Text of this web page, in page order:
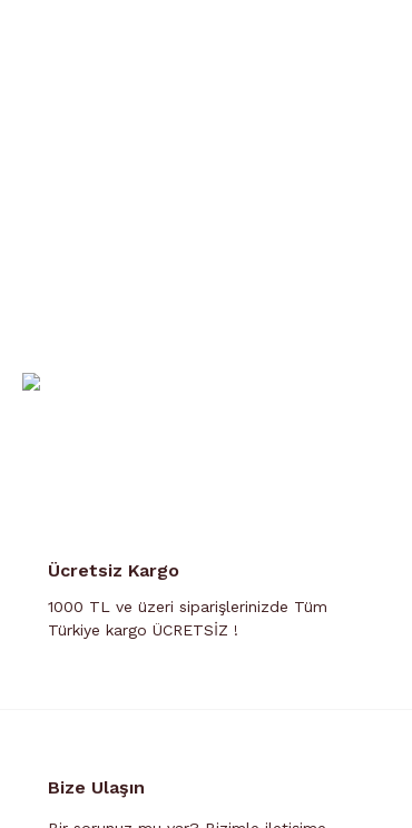
Ücretsiz Kargo
1000 TL ve üzeri siparişlerinizde Tüm
Türkiye kargo ÜCRETSİZ !
Bize Ulaşın